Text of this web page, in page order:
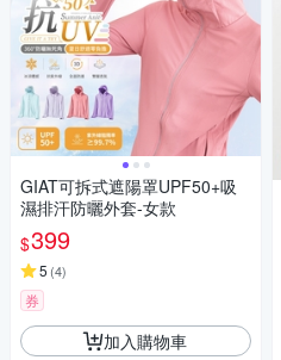
GIAT可拆式遮陽罩UPF50+吸
濕排汗防曬外套-女款
$399
5 (4)
券
加入購物車